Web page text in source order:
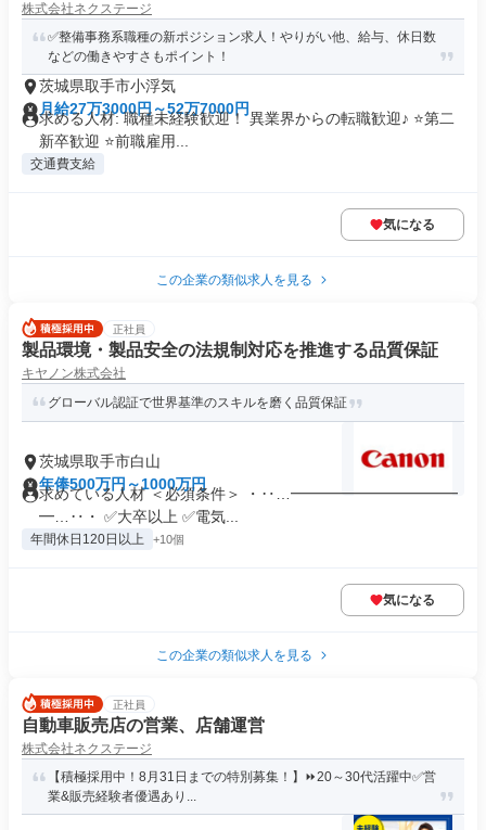
株式会社ネクステージ
✅整備事務系職種の新ポジション求人！やりがい他、給与、休日数
などの働きやすさもポイント！
茨城県取手市小浮気
月給27万3000円～52万7000円
求める人材: 職種未経験歓迎！ 異業界からの転職歓迎♪ ⭐第二
新卒歓迎 ⭐前職雇用...
交通費支給
気になる
この企業の類似求人を見る
正社員
製品環境・製品安全の法規制対応を推進する品質保証
キヤノン株式会社
グローバル認証で世界基準のスキルを磨く品質保証
茨城県取手市白山
年俸500万円～1000万円
求めている人材 ＜必須条件＞ ・‥…━━━━━━━━━━━
━…‥・ ✅大卒以上 ✅電気...
年間休日120日以上 +10個
気になる
この企業の類似求人を見る
正社員
自動車販売店の営業、店舗運営
株式会社ネクステージ
【積極採用中！8月31日までの特別募集！】⏩️20～30代活躍中✅営
業&販売経験者優遇あり...